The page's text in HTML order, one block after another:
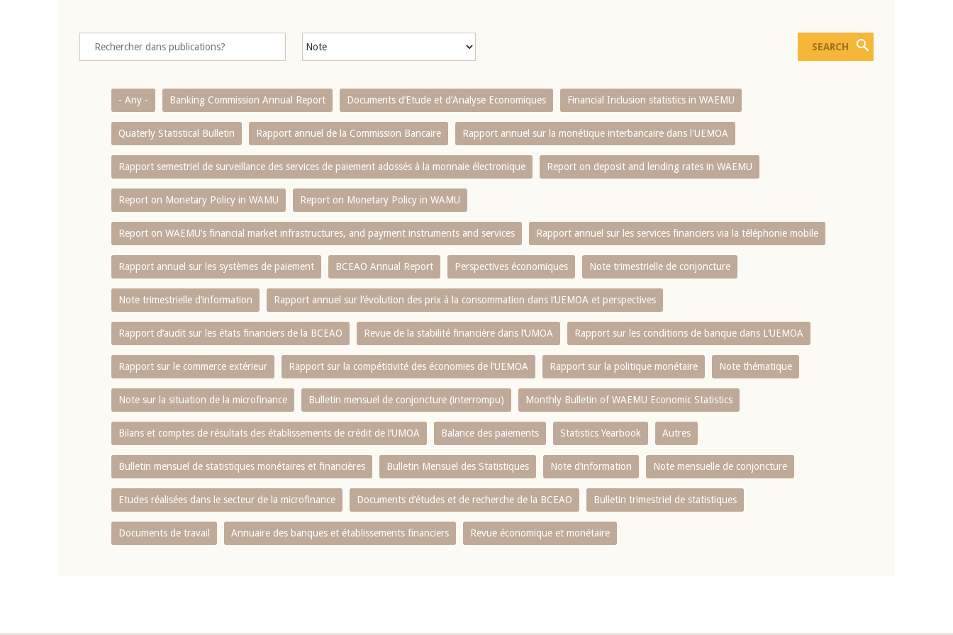
- Any - Banking Commission Annual Report Documents d’Etude et d’Analyse Economiques Financial Inclusion statistics in WAEMU
Quaterly Statistical Bulletin Rapport annuel de la Commission Bancaire Rapport annuel sur la monétique interbancaire dans l'UEMOA
Rapport semestriel de surveillance des services de paiement adossés à la monnaie électronique Report on deposit and lending rates in WAEMU
Report on Monetary Policy in WAMU Report on Monetary Policy in WAMU
Report on WAEMU’s financial market infrastructures, and payment instruments and services Rapport annuel sur les services financiers via la téléphonie mobile
Rapport annuel sur les systèmes de paiement BCEAO Annual Report Perspectives économiques Note trimestrielle de conjoncture
Note trimestrielle d‘information Rapport annuel sur l‘évolution des prix à la consommation dans l‘UEMOA et perspectives
Rapport d‘audit sur les états financiers de la BCEAO Revue de la stabilité financière dans l‘UMOA Rapport sur les conditions de banque dans L‘UEMOA
Rapport sur le commerce extérieur Rapport sur la compétitivité des économies de l‘UEMOA Rapport sur la politique monétaire Note thématique
Note sur la situation de la microfinance Bulletin mensuel de conjoncture (interrompu) Monthly Bulletin of WAEMU Economic Statistics
Bilans et comptes de résultats des établissements de crédit de l‘UMOA Balance des paiements Statistics Yearbook Autres
Bulletin mensuel de statistiques monétaires et financières Bulletin Mensuel des Statistiques Note d’information Note mensuelle de conjoncture
Etudes réalisées dans le secteur de la microfinance Documents d’études et de recherche de la BCEAO Bulletin trimestriel de statistiques
Documents de travail Annuaire des banques et établissements financiers Revue économique et monétaire